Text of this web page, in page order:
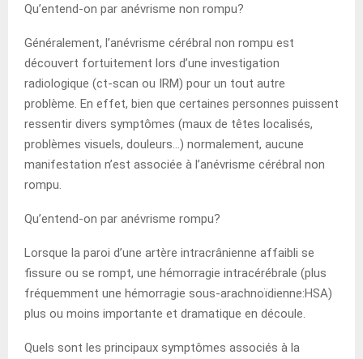
Qu’entend-on par anévrisme non rompu?
Généralement, l’anévrisme cérébral non rompu est
découvert fortuitement lors d’une investigation
radiologique (ct-scan ou IRM) pour un tout autre
problème. En effet, bien que certaines personnes puissent
ressentir divers symptômes (maux de têtes localisés,
problèmes visuels, douleurs…) normalement, aucune
manifestation n’est associée à l’anévrisme cérébral non
rompu.
Qu’entend-on par anévrisme rompu?
Lorsque la paroi d’une artère intracrânienne affaibli se
fissure ou se rompt, une hémorragie intracérébrale (plus
fréquemment une hémorragie sous-arachnoïdienne:HSA)
plus ou moins importante et dramatique en découle.
Quels sont les principaux symptômes associés à la